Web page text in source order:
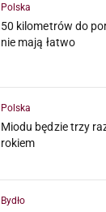
Polska
50 kilometrów do
nie mają łatwo
Polska
Miodu będzie trzy
rokiem
Bydło